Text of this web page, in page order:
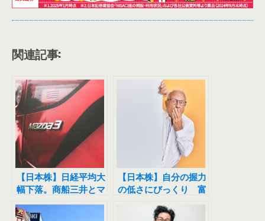
関連記事:
【日本株】日経平均大
幅下落。商船三井とマ
ツダをトレードしまし
た。
【日本株】自分の握力
の低さにびっくり 富
山第一銀行（7184）
を利益確定しました